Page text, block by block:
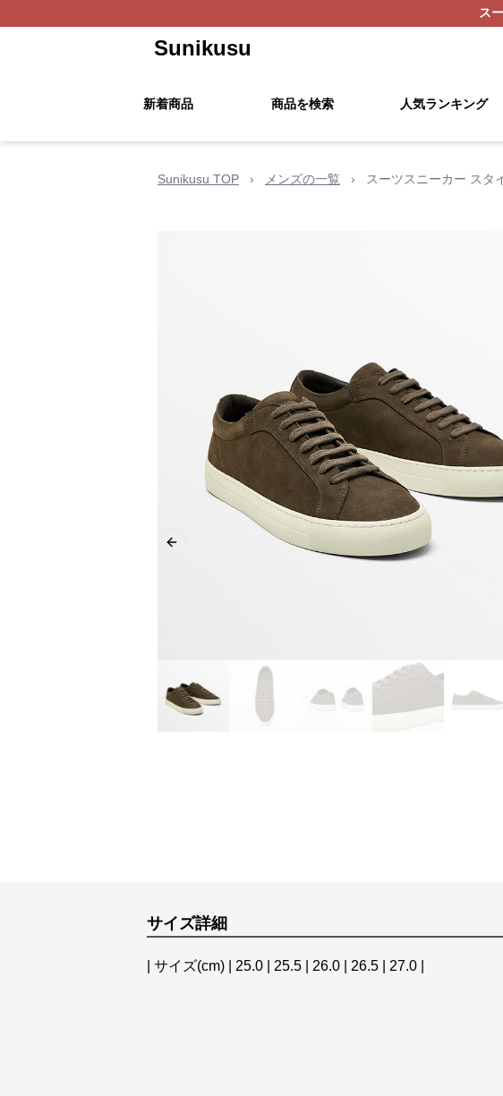
ス
Sunikusu
新着商品 商品を検索 人気ランキング
Sunikusu TOP › メンズの一覧 › スーツスニーカー スタ
Previous slide
サイズ詳細
| サイズ(cm) | 25.0 | 25.5 | 26.0 | 26.5 | 27.0 |